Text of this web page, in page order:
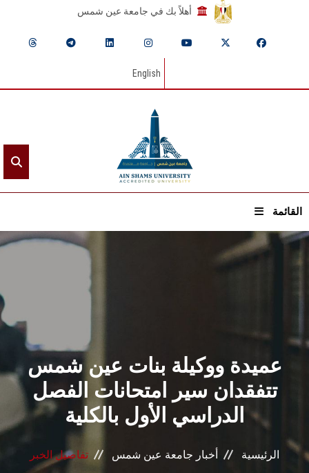
أهلاً بك في جامعة عين شمس
English
القائمة
الرئيسيـة
القطاعـات
الشئون الأكاديمية
البحث العلمي
عميدة ووكيلة بنات عين شمس
تتفقدان سير امتحانات الفصل
الدراسي الأول بالكلية
الرئيسية أخبار جامعة عين شمس تفاصيل الخبر